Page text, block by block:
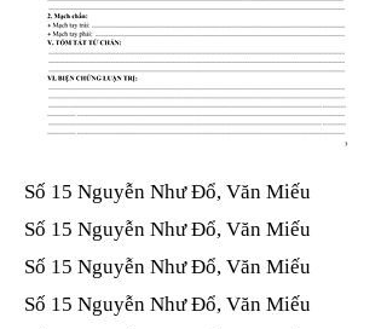
Số 15 Nguyễn Như Đổ, Văn Miếu​​​​
Số 15 Nguyễn Như Đổ, Văn Miếu​​​​
Số 15 Nguyễn Như Đổ, Văn Miếu​​​​
Số 15 Nguyễn Như Đổ, Văn Miếu​​​​